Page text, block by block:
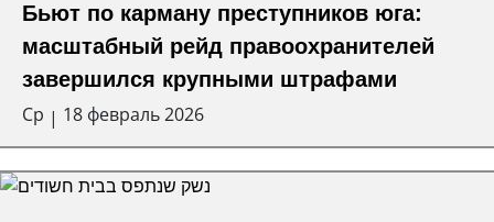
Бьют по карману преступников юга:
масштабный рейд правоохранителей
завершился крупными штрафами
Ср | 18 февраль 2026